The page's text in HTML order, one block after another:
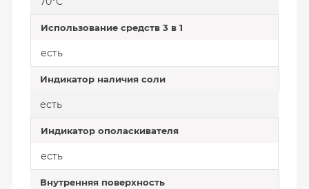
Использование средств 3 в 1
есть
Индикатор наличия соли
есть
Индикатор ополаскивателя
есть
Внутренняя поверхность